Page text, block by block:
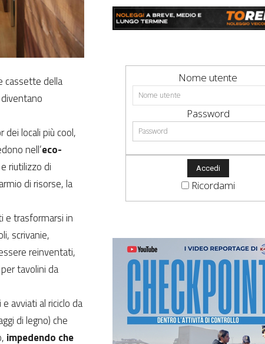
cassette della
locali più cool,
nell’eco-
riutilizzo di
di risorse, la
e trasformarsi in
scrivanie,
reinventati,
tavolini da
avviati al riciclo da
di legno) che
impedendo che
Nome utente
Password
Ricordami